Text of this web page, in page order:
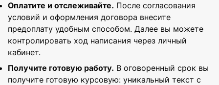
Оплатите и отслеживайте. После согласования
условий и оформления договора внесите
предоплату удобным способом. Далее вы можете
контролировать ход написания через личный
кабинет.
Получите готовую работу. В оговоренный срок вы
получите готовую курсовую: уникальный текст с